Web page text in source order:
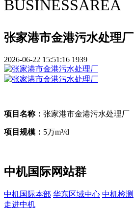
BUSINESSAREA
张家港市金港污水处理厂
2026-06-22 15:51:16 1939
项目名称： 张家港市金港污水处理厂
项目规模： 5万m³/d
中机国际网站群
中机国际本部 华东区域中心 中机检测
走进中机